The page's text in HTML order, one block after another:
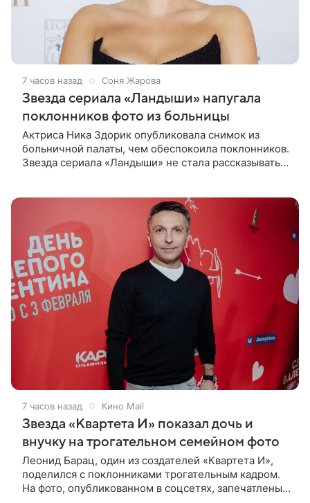
7 часов назад Соня Жарова
Звезда сериала «Ландыши» напугала
поклонников фото из больницы
Актриса Ника Здорик опубликовала снимок из
больничной палаты, чем обеспокоила поклонников.
Звезда сериала «Ландыши» не стала рассказывать,
7 часов назад Кино Mail
Звезда «Квартета И» показал дочь и
внучку на трогательном семейном фото
Леонид Барац, один из создателей «Квартета И»,
поделился с поклонниками трогательным кадром.
На фото, опубликованном в соцсетях, запечатлены